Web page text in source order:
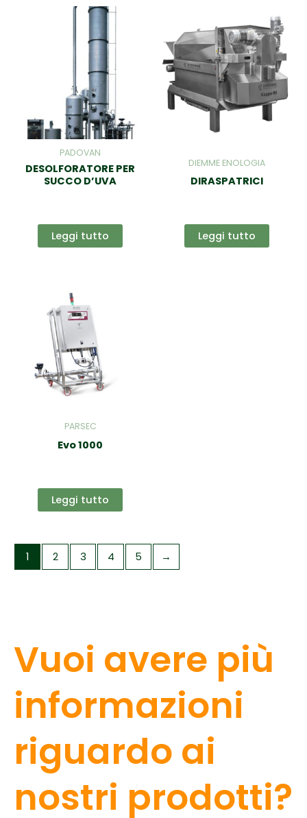
PADOVAN
DESOLFORATORE PER
SUCCO D’UVA
Leggi tutto
DIEMME ENOLOGIA
DIRASPATRICI
Leggi tutto
PARSEC
Evo 1000
Leggi tutto
1 2 3 4 5 →
Vuoi avere più
informazioni
riguardo ai
nostri prodotti?